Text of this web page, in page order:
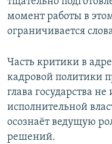
момент работы в
ограничивается
Часть критики в
кадровой политики
глава государства
исполнительной
осознаёт ведущую
решений.